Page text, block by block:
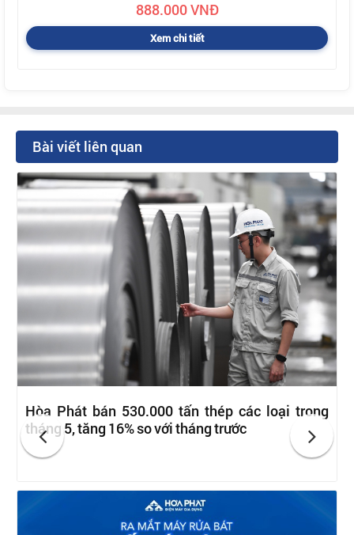
888.000 VNĐ
Xem chi tiết
Bài viết liên quan
Hòa Phát bán 530.000 tấn thép các loại trong
tháng 5, tăng 16% so với tháng trước